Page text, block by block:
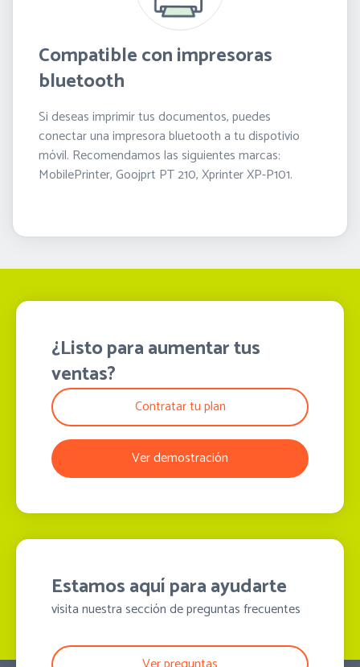
Compatible con impresoras
bluetooth
Si deseas imprimir tus documentos, puedes
conectar una impresora bluetooth a tu dispotivio
móvil. Recomendamos las siguientes marcas:
MobilePrinter, Goojprt PT 210, Xprinter XP-P101.
¿Listo para aumentar tus
ventas?
Contratar tu plan
Ver demostración
Estamos aquí para ayudarte
visita nuestra sección de preguntas frecuentes